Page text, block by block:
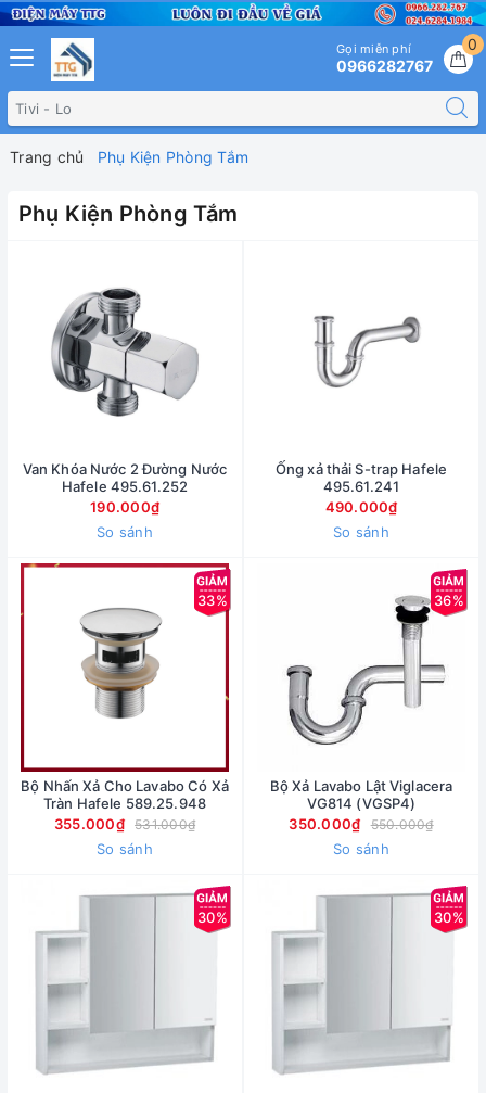
0
Gọi miễn phí
0966282767
Trang chủ Phụ Kiện Phòng Tắm
Phụ Kiện Phòng Tắm
Van Khóa Nước 2 Đường Nước
Hafele 495.61.252
190.000₫
So sánh
Ống xả thải S-trap Hafele
495.61.241
490.000₫
So sánh
33%
Bộ Nhấn Xả Cho Lavabo Có Xả
Tràn Hafele 589.25.948
355.000₫
531.000₫
So sánh
36%
Bộ Xả Lavabo Lật Viglacera
VG814 (VGSP4)
350.000₫
550.000₫
So sánh
30% 30%